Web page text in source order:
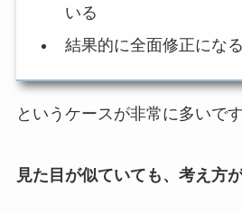
いる
結果的に全面修正になる
というケースが非常に多いです
見た目が似ていても、考え方